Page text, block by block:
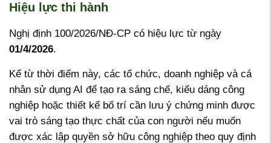
Hiệu lực thi hành
Nghị định 100/2026/NĐ-CP có hiệu lực từ ngày
01/4/2026.
Kể từ thời điểm này, các tổ chức, doanh nghiệp và cá
nhân sử dụng AI để tạo ra sáng chế, kiểu dáng công
nghiệp hoặc thiết kế bố trí cần lưu ý chứng minh được
vai trò sáng tạo thực chất của con người nếu muốn
được xác lập quyền sở hữu công nghiệp theo quy định